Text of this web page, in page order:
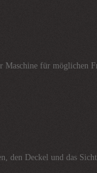
für möglichen
den Deckel und das